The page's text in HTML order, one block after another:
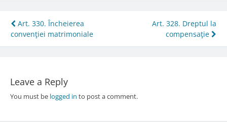
Post
navigation
Art. 330. Încheierea
convenţiei matrimoniale
Art. 328. Dreptul la
compensaţie
Leave a Reply
You must be logged in to post a comment.